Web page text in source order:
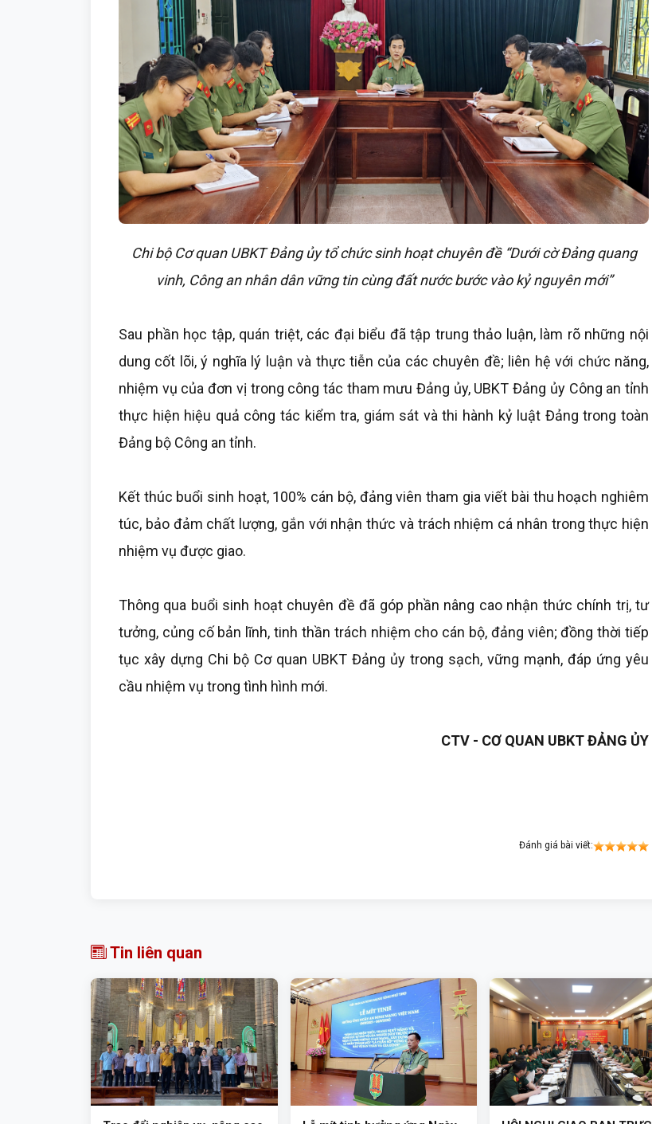
Chi bộ Cơ quan UBKT Đảng ủy tổ chức sinh hoạt chuyên đề “Dưới cờ Đảng quang
vinh, Công an nhân dân vững tin cùng đất nước bước vào kỷ nguyên mới”
Sau phần học tập, quán triệt, các đại biểu đã tập trung thảo luận, làm rõ những nội
dung cốt lõi, ý nghĩa lý luận và thực tiễn của các chuyên đề; liên hệ với chức năng,
nhiệm vụ của đơn vị trong công tác tham mưu Đảng ủy, UBKT Đảng ủy Công an tỉnh
thực hiện hiệu quả công tác kiểm tra, giám sát và thi hành kỷ luật Đảng trong toàn
Đảng bộ Công an tỉnh.
Kết thúc buổi sinh hoạt, 100% cán bộ, đảng viên tham gia viết bài thu hoạch nghiêm
túc, bảo đảm chất lượng, gắn với nhận thức và trách nhiệm cá nhân trong thực hiện
nhiệm vụ được giao.
Thông qua buổi sinh hoạt chuyên đề đã góp phần nâng cao nhận thức chính trị, tư
tưởng, củng cố bản lĩnh, tinh thần trách nhiệm cho cán bộ, đảng viên; đồng thời tiếp
tục xây dựng Chi bộ Cơ quan UBKT Đảng ủy trong sạch, vững mạnh, đáp ứng yêu
cầu nhiệm vụ trong tình hình mới.
CTV - CƠ QUAN UBKT ĐẢNG ỦY
Đánh giá bài viết:
Tin liên quan